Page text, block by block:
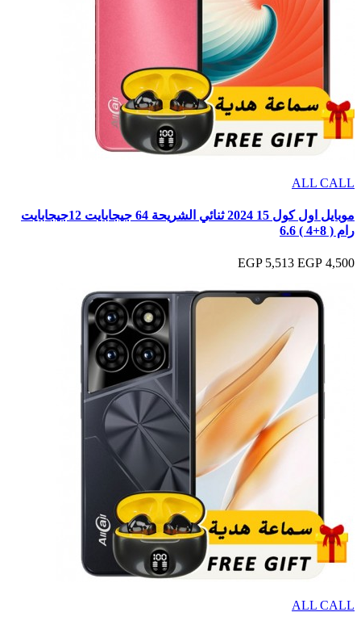
ALL CALL
موبايل اول كول 15 2024 ثنائي الشريحة 64 جيجابايت 12جيجابايت
رام ( 8+4 ) 6.6
4,500 EGP
5,513 EGP
ALL CALL